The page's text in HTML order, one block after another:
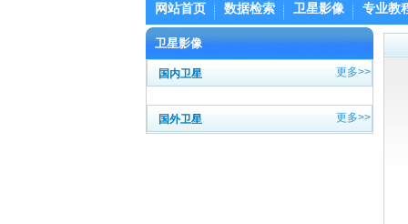
网站首页 数据检索 卫星影像 专业教
卫星影像
国内卫星 更多>>
国外卫星 更多>>